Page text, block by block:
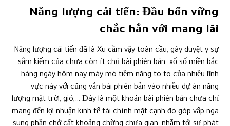
Năng lượng cải tiến: Đầu bốn vững
chắc hẳn với mang lãi
Năng lượng cải tiến đã là Xu cầm vậy toàn cầu, gây duyệt y sự
sắm kiếm của chưa còn ít chủ bài phiên bản. xổ số miền bắc
hàng ngày hôm nay mày mò tiềm năng to to của nhiều lĩnh
vực này với cũng vẫn bài phiên bản vào nhiều dự án năng
lượng mặt trời, gió,… Đây là một khoản bài phiên bản chưa chỉ
mang đến lợi nhuận kinh tế tài chính mặt cạnh đó góp vấp ngã